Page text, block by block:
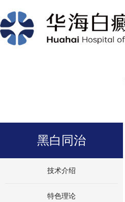
黑白同治
技术介绍
特色理论